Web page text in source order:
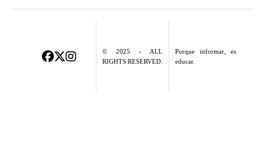
© 2025 - ALL
RIGHTS RESERVED.
Porque informar, es
educar.